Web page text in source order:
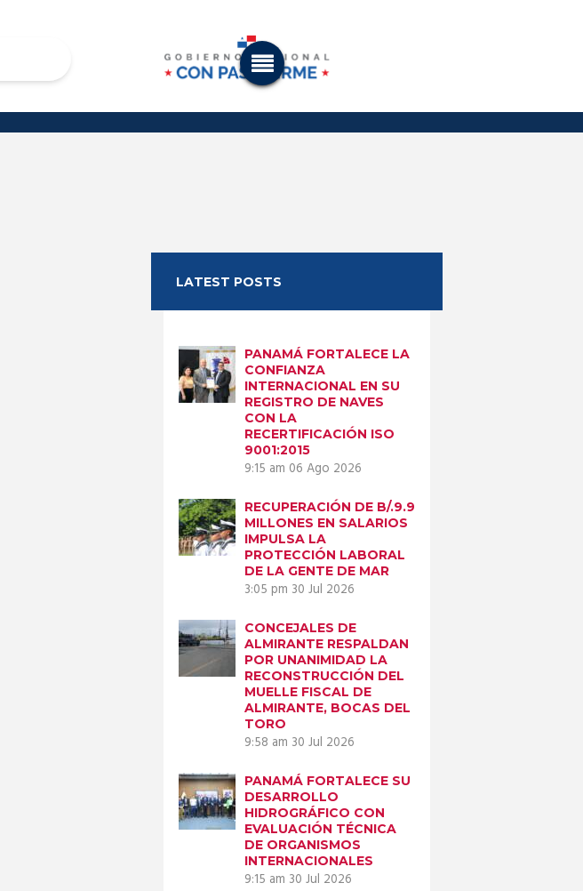
LATEST POSTS
PANAMÁ FORTALECE LA
CONFIANZA
INTERNACIONAL EN SU
REGISTRO DE NAVES
CON LA
RECERTIFICACIÓN ISO
9001:2015
9:15 am 06 Ago 2026
RECUPERACIÓN DE B/.9.9
MILLONES EN SALARIOS
IMPULSA LA
PROTECCIÓN LABORAL
DE LA GENTE DE MAR
3:05 pm 30 Jul 2026
CONCEJALES DE
ALMIRANTE RESPALDAN
POR UNANIMIDAD LA
RECONSTRUCCIÓN DEL
MUELLE FISCAL DE
ALMIRANTE, BOCAS DEL
TORO
9:58 am 30 Jul 2026
PANAMÁ FORTALECE SU
DESARROLLO
HIDROGRÁFICO CON
EVALUACIÓN TÉCNICA
DE ORGANISMOS
INTERNACIONALES
9:15 am 30 Jul 2026